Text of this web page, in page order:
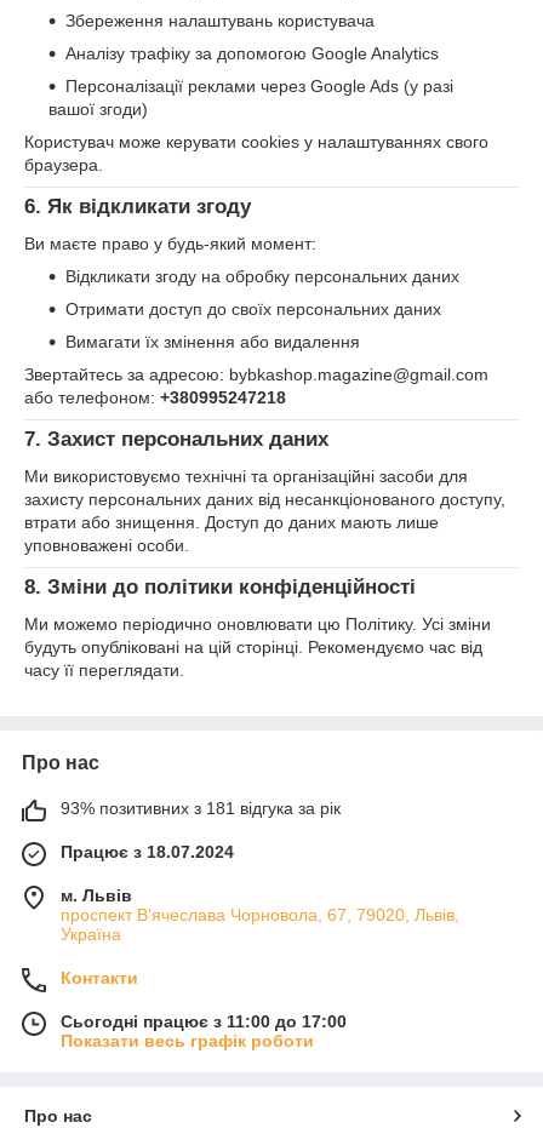
Збереження налаштувань користувача
Аналізу трафіку за допомогою Google Analytics
Персоналізації реклами через Google Ads (у разі
вашої згоди)
Користувач може керувати cookies у налаштуваннях свого
браузера.
6. Як відкликати згоду
Ви маєте право у будь-який момент:
Відкликати згоду на обробку персональних даних
Отримати доступ до своїх персональних даних
Вимагати їх змінення або видалення
Звертайтесь за адресою: bybkashop.magazine@gmail.com
або телефоном: +380995247218
7. Захист персональних даних
Ми використовуємо технічні та організаційні засоби для
захисту персональних даних від несанкціонованого доступу,
втрати або знищення. Доступ до даних мають лише
уповноважені особи.
8. Зміни до політики конфіденційності
Ми можемо періодично оновлювати цю Політику. Усі зміни
будуть опубліковані на цій сторінці. Рекомендуємо час від
часу її переглядати.
Про нас
93% позитивних з 181 відгука за рік
Працює з 18.07.2024
м. Львів
проспект В'ячеслава Чорновола, 67, 79020, Львів,
Україна
Контакти
Сьогодні працює з 11:00 до 17:00
Показати весь графік роботи
Про нас